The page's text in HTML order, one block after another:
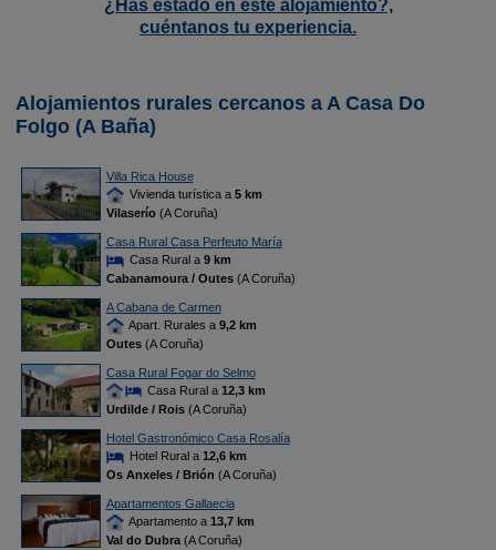
¿Has estado en este alojamiento?,
cuéntanos tu experiencia.
Alojamientos rurales cercanos a A Casa Do
Folgo (A Baña)
Villa Rica House
Vivienda turística a 5 km
Vilaserío(A Coruña)
Casa Rural Casa Perfeuto María
Casa Rural a 9 km
Cabanamoura / Outes(A Coruña)
A Cabana de Carmen
Apart. Rurales a 9,2 km
Outes(A Coruña)
Casa Rural Fogar do Selmo
Casa Rural a 12,3 km
Urdilde / Rois(A Coruña)
Hotel Gastronómico Casa Rosalía
Hotel Rural a 12,6 km
Os Anxeles / Brión (A Coruña)
Apartamentos Gallaecia
Apartamento a 13,7 km
Val do Dubra(A Coruña)